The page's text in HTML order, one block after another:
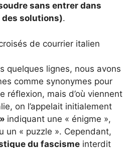
sans entrer dans
des solutions).
quelques lignes, nous avons
comme synonymes pour
réflexion, mais d’où viennent
on l’appelait initialement
indiquant une « énigme »,
un « puzzle ». Cependant,
du fascisme interdit